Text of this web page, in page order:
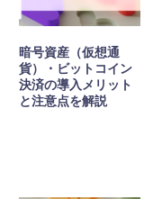
暗号資産（仮想通
貨）・ビットコイン
決済の導入メリット
と注意点を解説